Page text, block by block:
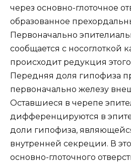
через основно-глоточное
образованное
Первоначально
сообщается с носоглоткой
происходит редукция
Передняя доля гипофиза
первоначально железу
Оставшиеся в черепе
дифференцируются в
доли гипофиза,
внутренней секреции. В
основно-глоточного